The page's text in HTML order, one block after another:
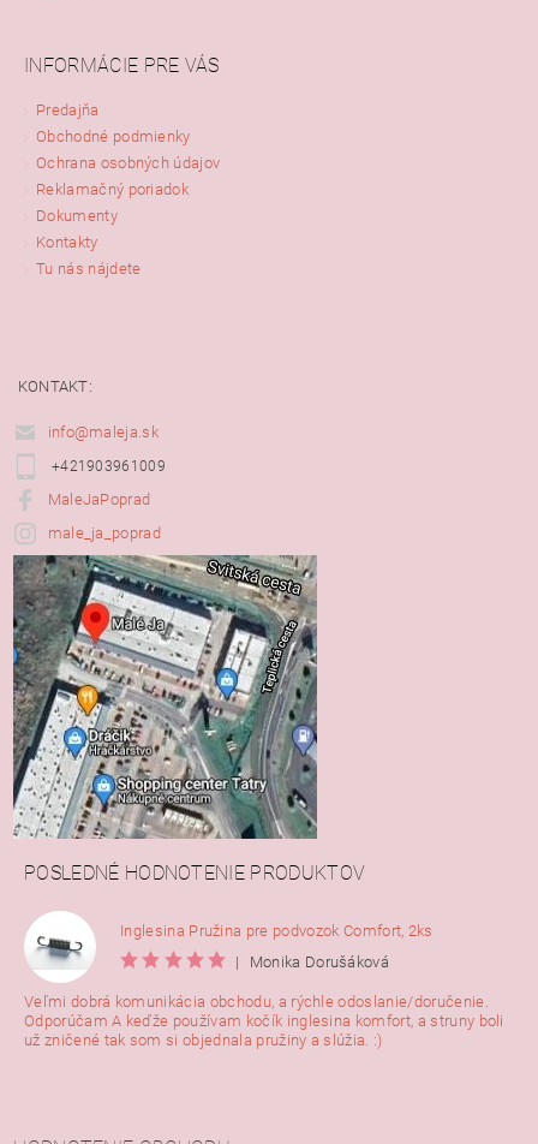
INFORMÁCIE PRE VÁS
Predajňa
Obchodné podmienky
Ochrana osobných údajov
Reklamačný poriadok
Dokumenty
Kontakty
Tu nás nájdete
KONTAKT:
info@maleja.sk
+421903961009
MaleJaPoprad
male_ja_poprad
POSLEDNÉ HODNOTENIE PRODUKTOV
Inglesina Pružina pre podvozok Comfort, 2ks
|
Monika Dorušáková
Veľmi dobrá komunikácia obchodu, a rýchle odoslanie/doručenie.
Odporúčam A keďže používam kočík inglesina komfort, a struny boli
už zničené tak som si objednala pružiny a slúžia. :)